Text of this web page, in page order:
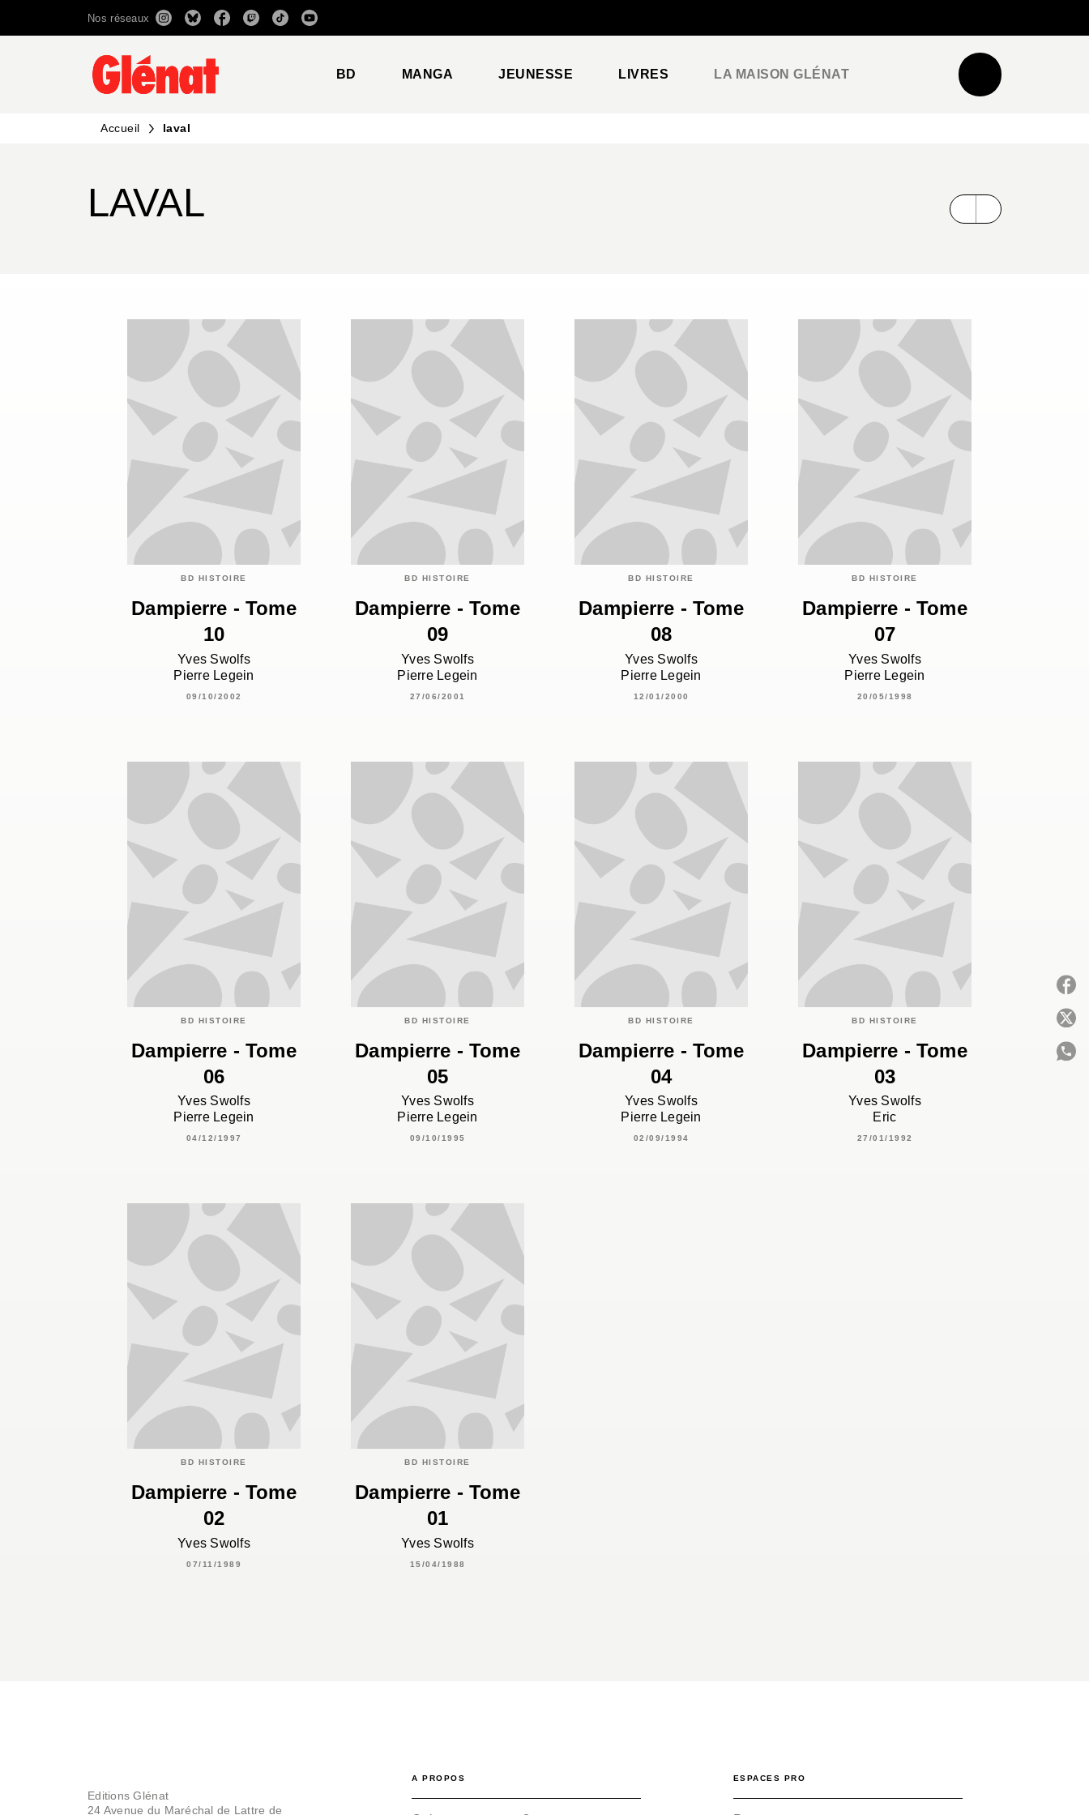
RECHERCHE CONTENU
Nos réseaux
BD MANGA JEUNESSE LIVRES LA MAISON GLÉNAT
Accueil laval
LAVAL
BD HISTOIRE
Dampierre - Tome
10
Yves Swolfs
Pierre Legein
09/10/2002
BD HISTOIRE
Dampierre - Tome
09
Yves Swolfs
Pierre Legein
27/06/2001
BD HISTOIRE
Dampierre - Tome
08
Yves Swolfs
Pierre Legein
12/01/2000
BD HISTOIRE
Dampierre - Tome
07
Yves Swolfs
Pierre Legein
20/05/1998
BD HISTOIRE
Dampierre - Tome
06
Yves Swolfs
Pierre Legein
04/12/1997
BD HISTOIRE
Dampierre - Tome
05
Yves Swolfs
Pierre Legein
09/10/1995
BD HISTOIRE
Dampierre - Tome
04
Yves Swolfs
Pierre Legein
02/09/1994
BD HISTOIRE
Dampierre - Tome
03
Yves Swolfs
Eric
27/01/1992
BD HISTOIRE
Dampierre - Tome
02
Yves Swolfs
07/11/1989
BD HISTOIRE
Dampierre - Tome
01
Yves Swolfs
15/04/1988
Editions Glénat
24 Avenue du Maréchal de Lattre de
A PROPOS ESPACES PRO